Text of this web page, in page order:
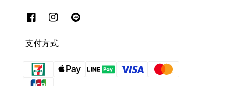
支付方式